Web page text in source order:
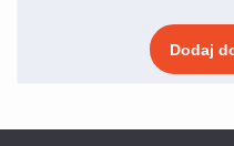
Dodaj